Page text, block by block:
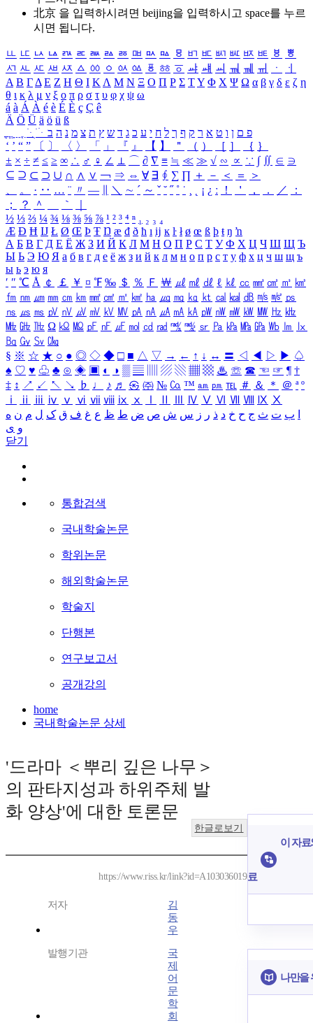
北京 을 입력하시려면 beijing을 입력하시고 space를 누르
시면 됩니다.
ㅥ ㅦ ㅧ ㅨ ㅩ ㅪ ㅫ ㅬ ㅭ ㅮ ㅯ ㅰ ㅱ ㅲ ㅳ ㅴ ㅵ ㅶ ㅷ ㅸ
ㅹ
ㅺ ㅻ ㅼ ㅽ ㅾ ㅿ ㆀ ㆁ ㆂ ㆃ ㆄ ㆅ ㆆ ㆇ ㆈ ㆉ ㆊ ㆋ ㆌ ㆍ
ㆎ
Α Β ΓΔ Ε Ζ Η Θ Ι ΚΛ Μ Ν Ξ Ο Π Ρ Σ ΤΥ Φ Χ Ψ Ω α β γ δ ε ζ η
θ ι κ λ μ ν ξ ο π ρ σ τ υ φ χ ψ ω
á à Á À é è É È ç Ç ê
Ä Ö Ü ä ö ü ß
ִֶֹ ֻּ ׁׂ פ ם ן ו ט א ר ק ף ך ל ח י ע כ ג ד ש ץ ת צ מ נ ה ב
‘ ’ “ ” 〔 〕 〈 〉 「 」 『 』 【 】 ＂ （ ） ［ ］ ｛ ｝
± × ÷ ≠ ≤ ≥ ∞ ∴ ♂ ♀ ∠ ⊥ ⌒ ∂ ∇ ≡ ≒ ≪ ≫ √ ∽ ∝ ∵ ∫ ∬ ∈ ∋
⊆ ⊇ ⊂ ⊃ ∪ ∩ ∧ ∨ ￢ ⇒ ⇔ ∀ ∃ ∮ ∑ ∏ ＋ － ＜ ＝
＞
、
。 · ‥ … ¨ 〃 ― ＼ ∼ ´ ～ ˇ ˘ ˝ ˚ ˙ ¸ ¡ ¿ ː ！ ＇ ， ． ／
：
；
？ ＾ ｀
½ ⅓ ⅔ ¼ ¾ ⅛ ⅜ ⅝ ⅞ ¹ ² ³ ⁴ ⁿ ₁ ₂ ₃ ₄
Æ Ð Ħ Ĳ Ł Ø Œ Þ Ŧ Ŋ æ đ ð ħ ı ĳ ĸ ŀ ł ø œ ß þ ŧ ŋ ŉ
А Б В Г Д Е Ё Ж З И Й К Л М Н О П Р С Т У Ф Х Ц Ч Ш Щ Ъ
Ы Ь Э Ю Я а б в г д е ё ж з и й к л м н о п р с т у ф х ц ч ш щ ъ
ы ь э ю я
′ ″ ℃ Å ￠ ￡ ￥ ¤ ℉ ‰ ＄ ％ Ｆ ￦ ㎕ ㎖ ㎗ ℓ ㎘ ㏄ ㎣ ㎤ ㎥ ㎦
㎙ ㎚ ㎛ ㎜ ㎝ ㎞ ㎟ ㎠ ㎡ ㎢ ㏊ ㎍ ㎎ ㎏ ㏏ ㎈ ㎉ ㏈ ㎧ ㎨ ㎰
㎱ ㎲ ㎳ ㎴ ㎵ ㎶ ㎷ ㎸ ㎹ ㎀ ㎁ ㎂ ㎃ ㎄ ㎺ ㎻ ㎽ ㎾ ㎿ ㎐ ㎑
㎒ ㎓ ㎔ Ω ㏀ ㏁ ㎊ ㎋ ㎌ ㏖ ㏅ ㎭ ㎮ ㎯ ㏛ ㎩ ㎪ ㎫ ㎬ ㏝ ㏐
㏓
㏃ ㏉ ㏜ ㏆
§ ※ ☆ ★ ○ ● ◎ ◇ ◆ □ ■ △ ▽ → ← ↑ ↓ ↔ 〓 ◁ ◀ ▷ ▶ ♤
♠ ♡ ♥ ♧ ♣ ⊙ ◈ ▣ ◐ ◑ ▒ ▤ ▨ ▧ ▦ ▩ ♨ ☏ ☎ ☜ ☞ ¶ †
‡ ↕ ↗ ↙ ↖ ↘ ♭ ♩ ♪ ♬ ㉿ ㈜ № ㏇ ™ ㏂ ㏘ ℡ ＃ ＆ ＊ ＠ ª º
ⅰ
ⅱ ⅲ ⅳ ⅴ ⅵ ⅶ ⅷ ⅸ ⅹ Ⅳ Ⅴ Ⅵ Ⅶ Ⅷ Ⅸ Ⅹ
ب ت ث ج ح خ د ذ ر ز س ش ص ض ط ظ ع غ ف ق ک ل م ن ه
و ی
닫기
통합검색
국내학술논문
학위논문
해외학술논문
학술지
단행본
연구보고서
공개강의
home
국내학술논문 상세
'드라마 ＜뿌리 깊은 나무＞
의 판타지성과 하위주체 발
화 양상'에 대한 토론문
한글로보기
https://www.riss.kr/link?id=A103036019
저자
김
동
우
발행기관
국
제
어
문
학
회
이 자료
료
나만을